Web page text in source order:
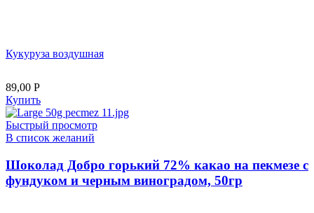
Кукуруза воздушная
89,00 Р
Купить
Быстрый просмотр
В список желаний
Шоколад Добро горький 72% какао на пекмезе с
фундуком и черным виноградом, 50гр